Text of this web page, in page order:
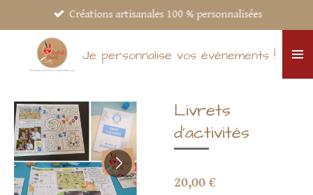
au
contenu
principal
Je personnalise vos événements !
Créations artisanales 100 % personnalisées
Livrets
d'activités
20,00 €